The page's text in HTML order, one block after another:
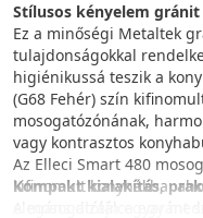
Stílusos kényelem
Ez a minőségi Metaltek
tulajdonságokkal
higiénikussá teszik a
(G68 Fehér) szín
mosogatózónának,
vagy kontrasztos
Kompakt kialakítás,
Az Elleci Smart 480
kifinomult konyhákba,